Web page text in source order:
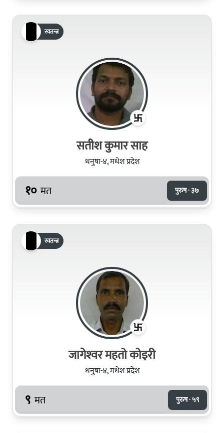
स्वतन्त्र
सतीश कुमार साह
धनुषा-४, मधेश प्रदेश
१० मत पुरुष · ३७
स्वतन्त्र
जागेश्‍वर महतो कोइरी
धनुषा-४, मधेश प्रदेश
९ मत पुरुष · ५९